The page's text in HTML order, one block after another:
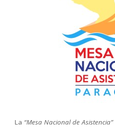
La “Mesa Nacional de Asistencia”